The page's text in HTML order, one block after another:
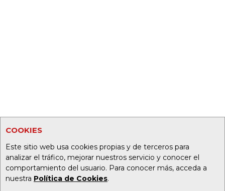
COOKIES
Este sitio web usa cookies propias y de terceros para
analizar el tráfico, mejorar nuestros servicio y conocer el
comportamiento del usuario. Para conocer más, acceda a
nuestra Política de Cookies.